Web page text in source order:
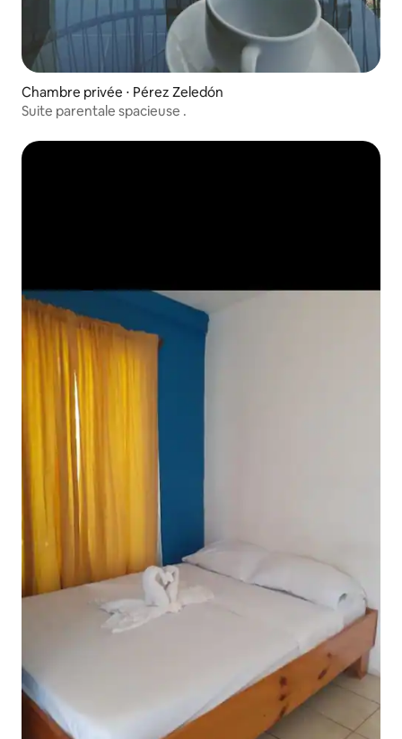
Chambre privée ⋅ Pérez Zeledón
Suite parentale spacieuse .